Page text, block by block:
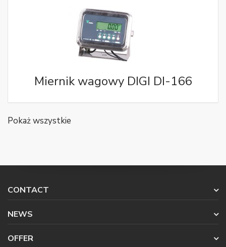
Miernik wagowy DIGI DI-166
Pokaż wszystkie
CONTACT
NEWS
OFFER